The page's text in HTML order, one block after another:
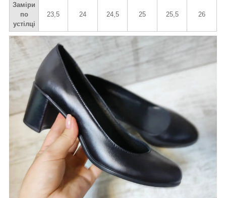
Заміри
по
устілці
23,5 24 24,5 25 25,5 26